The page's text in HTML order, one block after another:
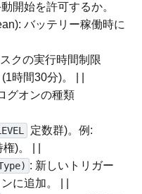
開始を許可するか。
バッテリー稼働時に
クの実行時間制限
時間30分)。 | |
グオンの種類
定数群)。例:
)。 | |
: 新しいトリガー
に追加。 | |